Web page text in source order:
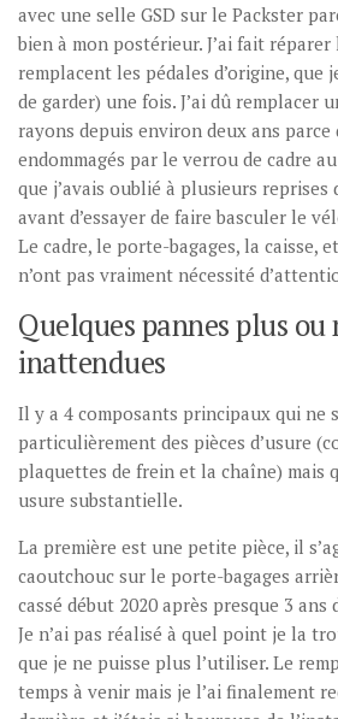
avec une selle GSD sur le Packster
bien à mon postérieur. J’ai fait
remplacent les pédales d’origine, que
de garder) une fois. J’ai dû remplacer
rayons depuis environ deux ans parce
endommagés par le verrou de cadre
que j’avais oublié à plusieurs reprises
avant d’essayer de faire basculer le
Le cadre, le porte-bagages, la caisse,
n’ont pas vraiment nécessité
Quelques pannes plus ou
inattendues
Il y a 4 composants principaux qui ne
particulièrement des pièces d’usure
plaquettes de frein et la chaîne) mais
usure substantielle.
La première est une petite pièce, il
caoutchouc sur le porte-bagages
cassé début 2020 après presque 3
Je n’ai pas réalisé à quel point je la
que je ne puisse plus l’utiliser. Le
temps à venir mais je l’ai finalement